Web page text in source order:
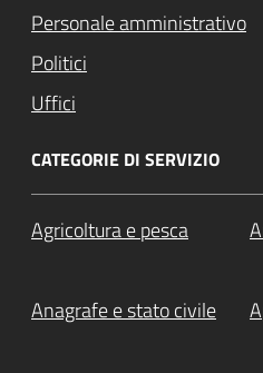
Personale amministrativo
Politici
Uffici
CATEGORIE DI SERVIZIO
Agricoltura e pesca
Anagrafe e stato civile